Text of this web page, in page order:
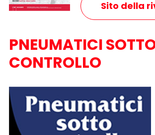
Sito della
PNEUMATICI
CONTROLLO